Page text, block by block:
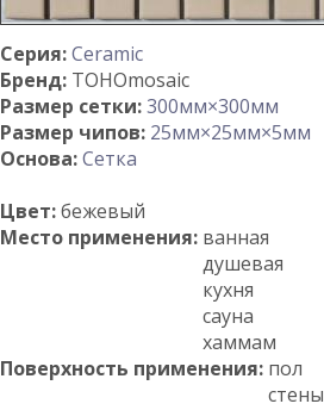
Серия:Ceramic
Бренд: TOHOmosaic
Размер сетки:300мм×300мм
Размер чипов: 25мм×25мм×5мм
Основа:Сетка
Цвет:бежевый
Место применения: ванная
душевая
кухня
сауна
хаммам
Поверхность применения: пол
стены